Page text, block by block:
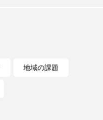
地域の課題